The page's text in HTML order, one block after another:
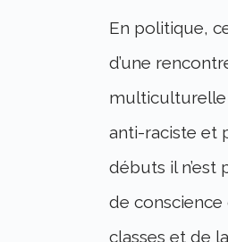
En politique,
d’une
multiculturelle
anti-raciste et
débuts il n’est
de
classes et de